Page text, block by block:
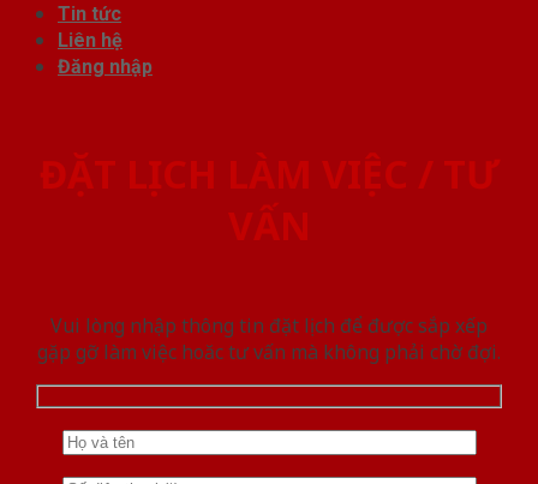
Tin tức
Liên hệ
Đăng nhập
ĐẶT LỊCH LÀM VIỆC / TƯ
VẤN
Vui lòng nhập thông tin đặt lịch để được sắp xếp
gặp gỡ làm việc hoăc tư vấn mà không phải chờ đợi.